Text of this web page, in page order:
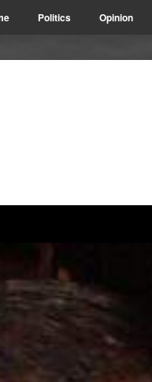
Politics Opinion